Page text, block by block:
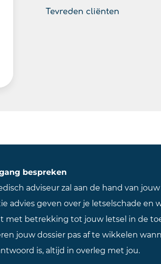
Tevreden cliënten
bespreken
adviseur zal aan de hand van
advies geven over je letselschade en
met betrekking tot jouw letsel in de
jouw dossier pas af te wikkelen
is, altijd in overleg met jou.